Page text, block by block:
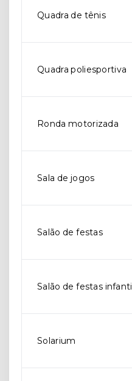
Quadra de tênis
Quadra poliesportiva
Ronda motorizada
Sala de jogos
Salão de festas
Salão de festas infantil
Solarium